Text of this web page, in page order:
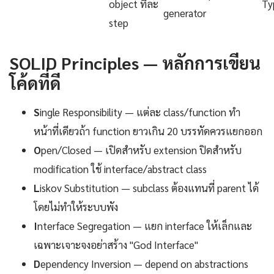
object ทีละ
step
generator
SOLID Principles — หลักการเขียน
โค้ดที่ดี
Single Responsibility — แต่ละ class/function ทำ
หน้าที่เดียวถ้า function ยาวเกิน 20 บรรทัดควรแยกออก
Open/Closed — เปิดสำหรับ extension ปิดสำหรับ
modification ใช้ interface/abstract class
Liskov Substitution — subclass ต้องแทนที่ parent ได้
โดยไม่ทำให้ระบบพัง
Interface Segregation — แยก interface ให้เล็กและ
เฉพาะเจาะจงอย่าสร้าง "God Interface"
Dependency Inversion — depend on abstractions